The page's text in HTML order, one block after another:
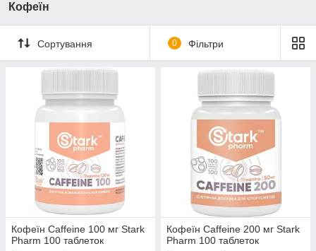
Кофеїн
Сортування 0 Фільтри
Кофеїн Caffeine 100 мг Stark
Pharm 100 таблеток
Кофеїн Caffeine 200 мг Stark
Pharm 100 таблеток